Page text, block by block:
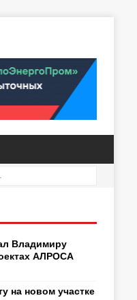
Владимиру
АЛРОСА
на новом участке